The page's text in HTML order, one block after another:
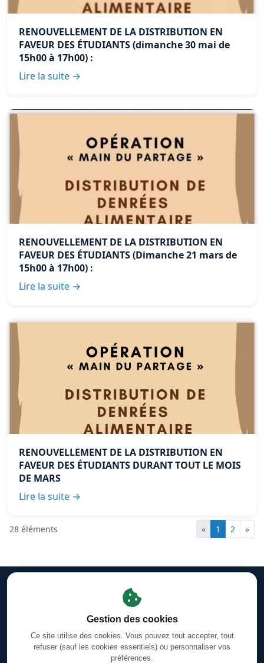
RENOUVELLEMENT DE LA DISTRIBUTION EN
FAVEUR DES ÉTUDIANTS (dimanche 30 mai de
15h00 à 17h00) :
Lire la suite →
RENOUVELLEMENT DE LA DISTRIBUTION EN
FAVEUR DES ÉTUDIANTS (Dimanche 21 mars de
15h00 à 17h00) :
Lire la suite →
RENOUVELLEMENT DE LA DISTRIBUTION EN
FAVEUR DES ÉTUDIANTS DURANT TOUT LE MOIS
DE MARS
Lire la suite →
28 éléments « 1 2 »
Gestion des cookies
Horaires des prières d'Orléans-La-Source
Sourates & Versets
Calendrier Hégirien/Grégorien (Hijri/Miladi)
Gestion des cookies
Ce site utilise des cookies. Vous pouvez tout accepter, tout
refuser (sauf les cookies essentiels) ou personnaliser vos
préférences.